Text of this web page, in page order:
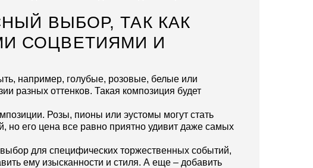
ВЫБОР, ТАК КАК
СОЦВЕТИЯМИ И
например, голубые, розовые, белые или
разных оттенков. Такая композиция будет
Розы, пионы или эустомы могут стать
но его цена все равно приятно удивит даже самых
для специфических торжественных событий,
ему изысканности и стиля. А еще – добавить